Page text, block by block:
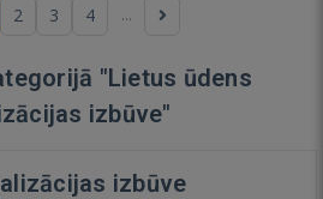
2 3 4 ...
"Lietus ūdens
izbūve"
izbūve